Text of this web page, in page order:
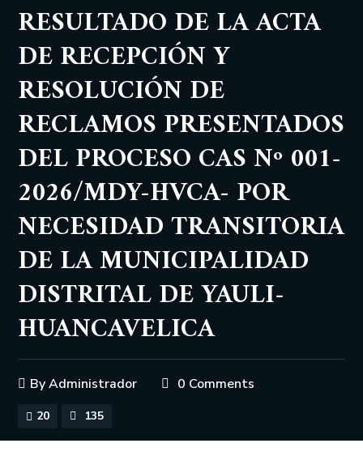
RESULTADO DE LA ACTA
DE RECEPCIÓN Y
RESOLUCIÓN DE
RECLAMOS PRESENTADOS
DEL PROCESO CAS Nº 001-
2026/MDY-HVCA- POR
NECESIDAD TRANSITORIA
DE LA MUNICIPALIDAD
DISTRITAL DE YAULI-
HUANCAVELICA
ByAdministrador 0 Comments
20 135